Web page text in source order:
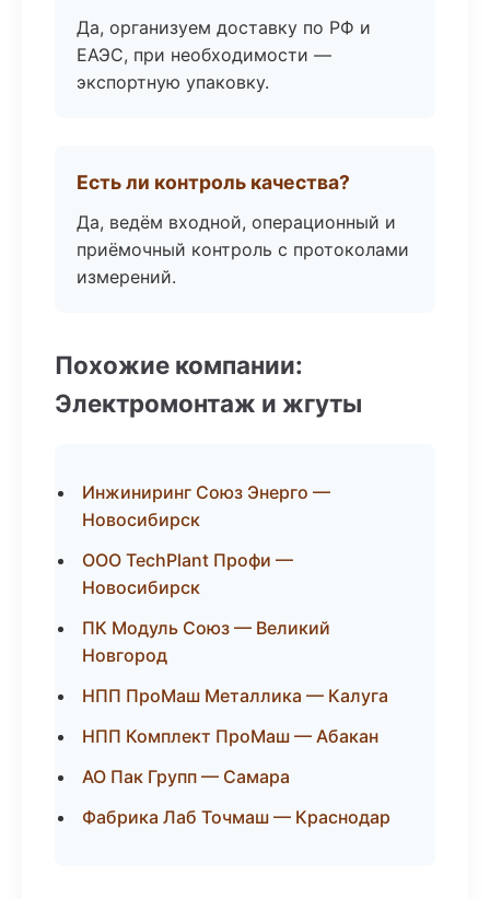
Да, организуем доставку по РФ и
ЕАЭС, при необходимости —
экспортную упаковку.
Есть ли контроль качества?
Да, ведём входной, операционный и
приёмочный контроль с протоколами
измерений.
Похожие компании:
Электромонтаж и жгуты
Инжиниринг Союз Энерго —
Новосибирск
ООО TechPlant Профи —
Новосибирск
ПК Модуль Союз — Великий
Новгород
НПП ПроМаш Металлика — Калуга
НПП Комплект ПроМаш — Абакан
АО Пак Групп — Самара
Фабрика Лаб Точмаш — Краснодар